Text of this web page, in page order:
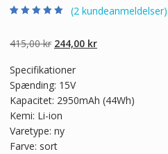
baseret på
kundebedømmel
(2 kundeanmeldelser)
415,00kr Den
pris
var:
415,00 kr.
244,00 krDen
244,00 kr.
Specifikationer
Spænding: 15V
Kapacitet: 2950mAh (44Wh)
Kemi: Li-ion
Varetype: ny
Farve: sort